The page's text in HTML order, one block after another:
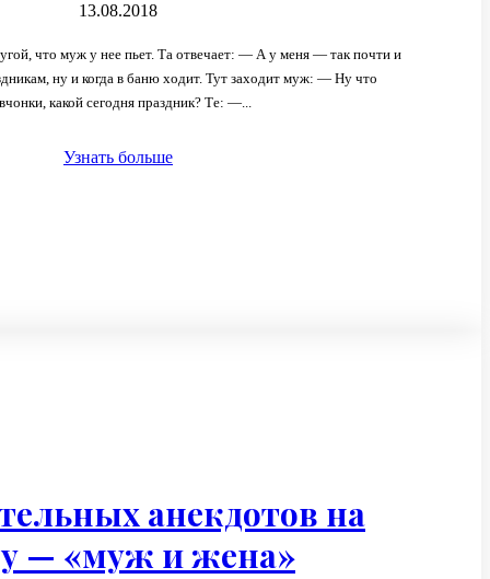
13.08.2018
у нее пьет. Та отвечает: — А у меня — так почти и
ну и когда в баню ходит. Тут заходит муж: — Ну что
какой сегодня праздник? Те: —...
Узнать больше
анекдотов на
— «муж и жена»